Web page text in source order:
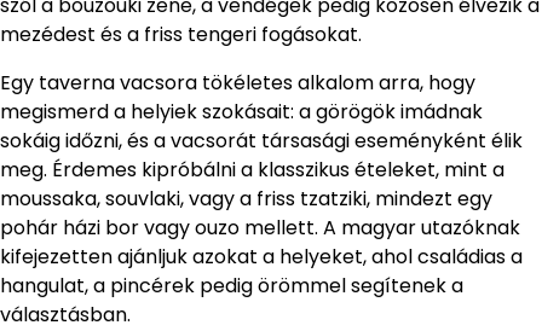
mezédest és a friss tengeri fogásokat.
Egy taverna vacsora tökéletes alkalom arra, hogy
megismerd a helyiek szokásait: a görögök imádnak
sokáig időzni, és a vacsorát társasági eseményként élik
meg. Érdemes kipróbálni a klasszikus ételeket, mint a
moussaka, souvlaki, vagy a friss tzatziki, mindezt egy
pohár házi bor vagy ouzo mellett. A magyar utazóknak
kifejezetten ajánljuk azokat a helyeket, ahol családias a
hangulat, a pincérek pedig örömmel segítenek a
választásban.